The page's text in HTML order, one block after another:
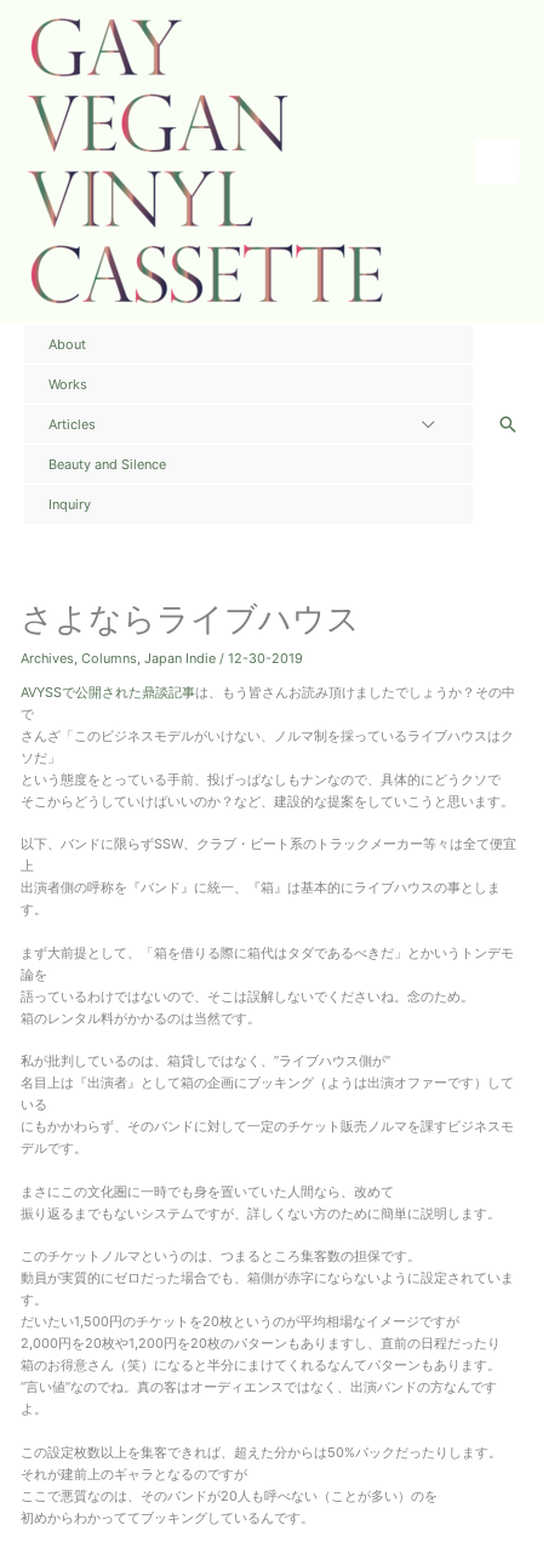
About
Works
Articles
Beauty and Silence
Inquiry
検
さよならライブハウス
Archives, Columns, Japan Indie/ 12-30-2019
AVYSSで公開された鼎談記事は、もう皆さんお読み頂けましたでしょうか？その中
で
さんざ「このビジネスモデルがいけない、ノルマ制を採っているライブハウスはク
ソだ」
という態度をとっている手前、投げっぱなしもナンなので、具体的にどうクソで
そこからどうしていけばいいのか？など、建設的な提案をしていこうと思います。
以下、バンドに限らずSSW、クラブ・ビート系のトラックメーカー等々は全て便宜
上
出演者側の呼称を『バンド』に統一、『箱』は基本的にライブハウスの事としま
す。
まず大前提として、「箱を借りる際に箱代はタダであるべきだ」とかいうトンデモ
論を
語っているわけではないので、そこは誤解しないでくださいね。念のため。
箱のレンタル料がかかるのは当然です。
私が批判しているのは、箱貸しではなく、”ライブハウス側が”
名目上は『出演者』として箱の企画にブッキング（ようは出演オファーです）して
いる
にもかかわらず、そのバンドに対して一定のチケット販売ノルマを課すビジネスモ
デルです。
まさにこの文化圏に一時でも身を置いていた人間なら、改めて
振り返るまでもないシステムですが、詳しくない方のために簡単に説明します。
このチケットノルマというのは、つまるところ集客数の担保です。
動員が実質的にゼロだった場合でも、箱側が赤字にならないように設定されていま
す。
だいたい1,500円のチケットを20枚というのが平均相場なイメージですが
2,000円を20枚や1,200円を20枚のパターンもありますし、直前の日程だったり
箱のお得意さん（笑）になると半分にまけてくれるなんてパターンもあります。
“言い値”なのでね。真の客はオーディエンスではなく、出演バンドの方なんです
よ。
この設定枚数以上を集客できれば、超えた分からは50%バックだったりします。
それが建前上のギャラとなるのですが
ここで悪質なのは、そのバンドが20人も呼べない（ことが多い）のを
初めからわかっててブッキングしているんです。